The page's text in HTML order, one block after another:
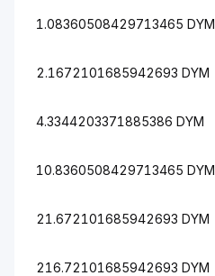
1.08360508429713465 DYM
2.1672101685942693 DYM
4.3344203371885386 DYM
10.8360508429713465 DYM
21.672101685942693 DYM
216.72101685942693 DYM